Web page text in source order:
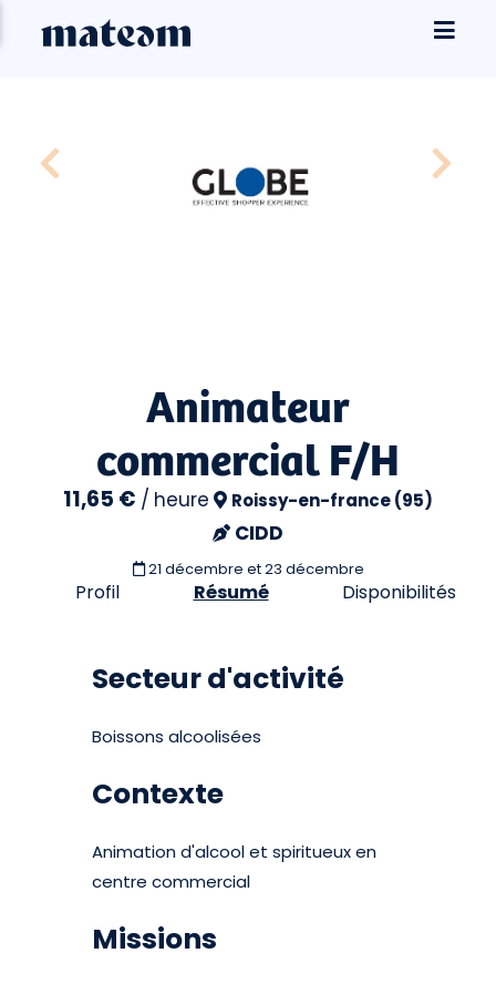
Animateur
commercial F/H
11,65 € / heure Roissy-en-france (95)
CIDD
21 décembre et 23 décembre
Profil Résumé Disponibilités
Secteur d'activité
Boissons alcoolisées
Contexte
Animation d'alcool et spiritueux en
centre commercial
Missions